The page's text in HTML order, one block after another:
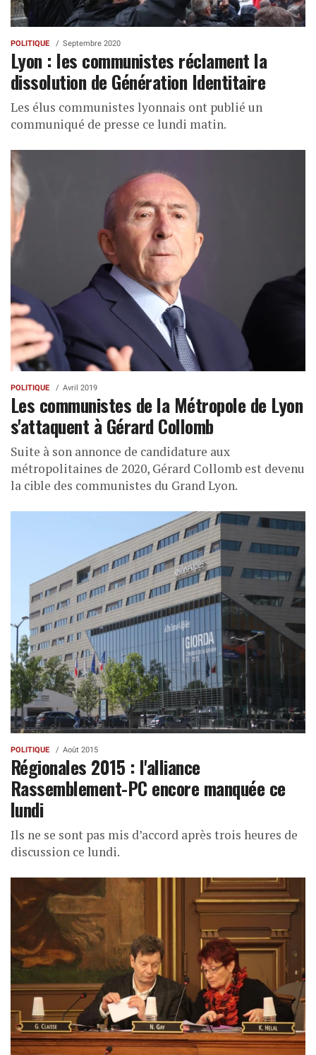
POLITIQUE Septembre 2020
Lyon : les communistes réclament la
dissolution de Génération Identitaire
Les élus communistes lyonnais ont publié un
communiqué de presse ce lundi matin.
POLITIQUE Avril 2019
Les communistes de la Métropole de Lyon
s'attaquent à Gérard Collomb
Suite à son annonce de candidature aux
métropolitaines de 2020, Gérard Collomb est devenu
la cible des communistes du Grand Lyon.
POLITIQUE Août 2015
Régionales 2015 : l'alliance
Rassemblement-PC encore manquée ce
lundi
Ils ne se sont pas mis d’accord après trois heures de
discussion ce lundi.